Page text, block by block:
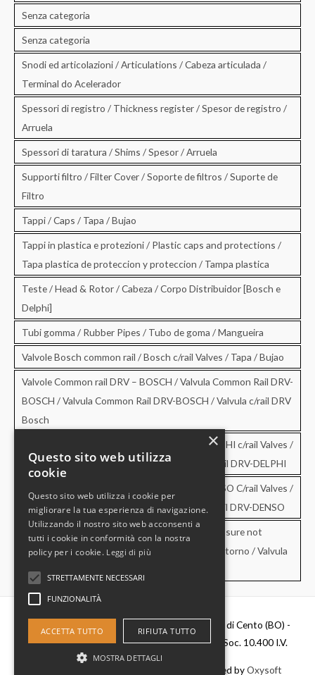
Senza categoria
Senza categoria
Snodi ed articolazioni / Articulations / Cabeza articulada /
Terminal do Acelerador
Spessori di registro / Thickness register / Spesor de registro /
Arruela
Spessori di taratura / Shims / Spesor / Arruela
Supporti filtro / Filter Cover / Soporte de filtros / Suporte de
Filtro
Tappi / Caps / Tapa / Bujao
Tappi in plastica e protezioni / Plastic caps and protections /
Tapa plastica de proteccion y proteccion / Tampa plastica
Teste / Head & Rotor / Cabeza / Corpo Distribuidor [Bosch e
Delphi]
Tubi gomma / Rubber Pipes / Tubo de goma / Mangueira
Valvole Bosch common rail / Bosch c/rail Valves / Tapa / Bujao
Valvole Common rail DRV – BOSCH / Valvula Common Rail DRV-
BOSCH / Valvula Common Rail DRV-BOSCH / Valvula c/rail DRV
Bosch
Valvole Common rail DRV – DELPHI / DRV-DELPHI c/rail Valves /
Valvula Common Rail DRV-DELPHI / Valvula c/rail DRV-DELPHI
Valvole Common rail DRV – DENSO / DRV-DENSO C/rail Valves /
Valvula Common Rail DRV-DENSO / Valvula c/rail DRV-DENSO
Valvole di sovrapressione e di non ritorno / Pressure not
retourn Valves / Valvula de sobrepresion y no retorno / Valvula
de pressao e no retorno
Diesel Parts Srl - Via Del Fosso,2 40066 - Pieve di Cento (BO) -
P.IVA 00637481201 - C.F. 0356411037 - Cap. Soc. 10.400 I.V.
- Powered byOxysoft
×
Questo sito web utilizza
cookie
Questo sito web utilizza i cookie per
migliorare la tua esperienza di navigazione.
Utilizzando il nostro sito web acconsenti a
tutti i cookie in conformità con la nostra
policy per i cookie. Leggi di più
STRETTAMENTE NECESSARI
FUNZIONALITÀ
ACCETTA TUTTO RIFIUTA TUTTO
MOSTRA DETTAGLI